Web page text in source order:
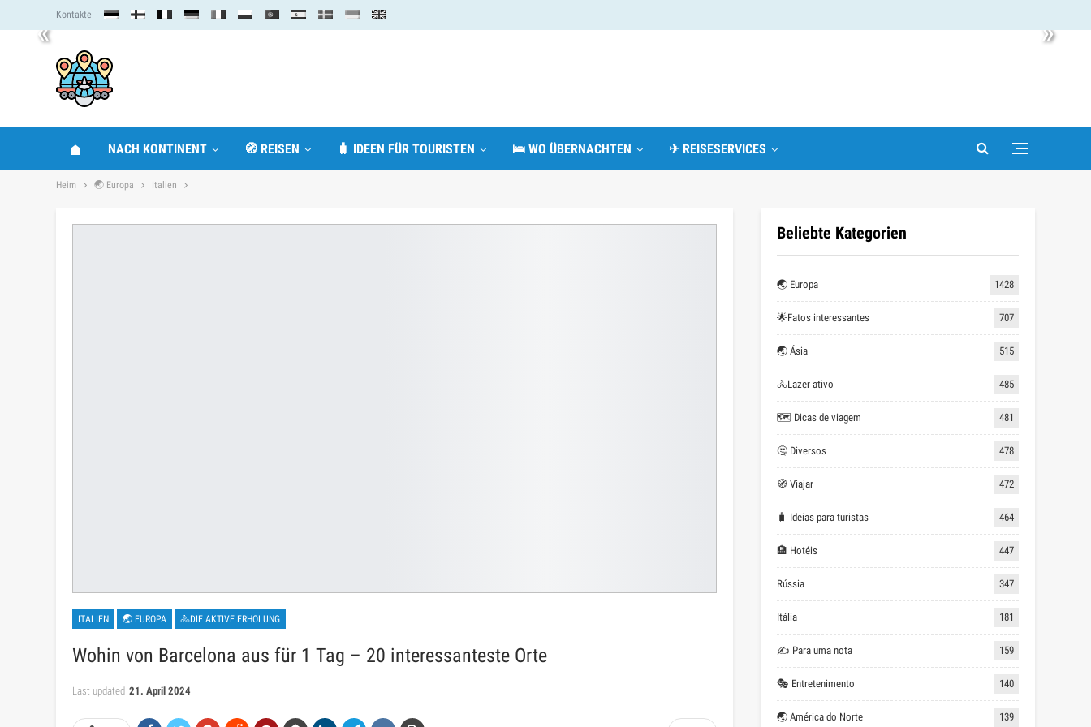
« »
Kontakte
NACH KONTINENT 🧭 REISEN 🧳 IDEEN FÜR TOURISTEN 🛌 WO ÜBERNACHTEN ✈ REISESERVICES
Heim 🌏 Europa Italien
ITALIEN 🌏 EUROPA 🚴DIE AKTIVE ERHOLUNG
Wohin von Barcelona aus für 1 Tag – 20 interessanteste Orte
Last updated 21. April 2024
Beliebte Kategorien
🌏 Europa 1428
🌟Fatos interessantes 707
🌏 Ásia 515
🚴Lazer ativo 485
🗺 Dicas de viagem 481
🤔 Diversos 478
🧭 Viajar 472
🧳 Ideias para turistas 464
🏨 Hotéis 447
Rússia 347
Itália 181
✍ Para uma nota 159
🎭 Entretenimento 140
🌏 América do Norte 139